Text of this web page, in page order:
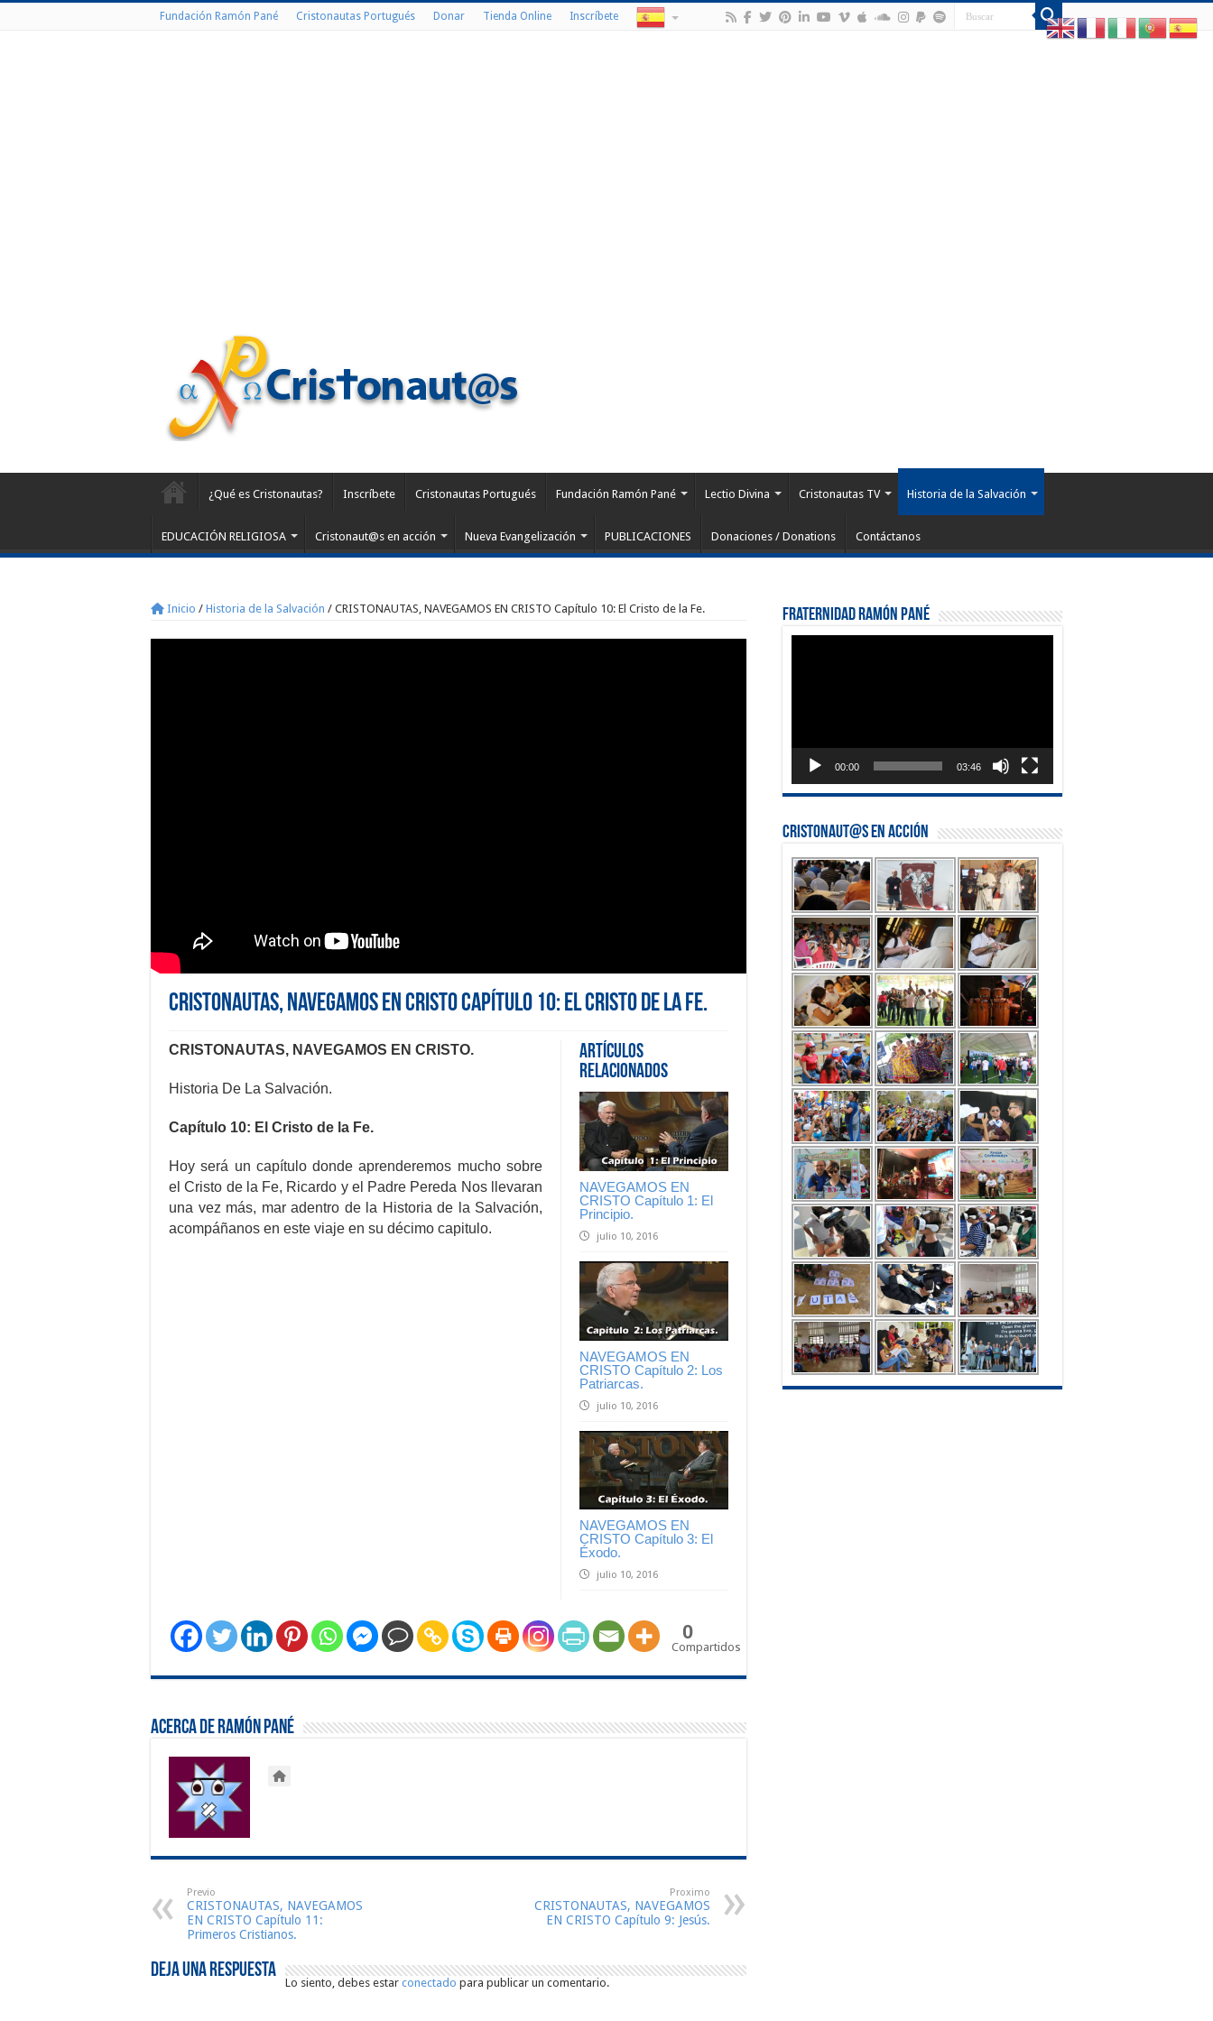
Fundación Ramón Pané Cristonautas Portugués Donar Tienda Online Inscríbete
¿Qué es Cristonautas? Inscríbete Cristonautas Portugués Fundación Ramón Pané Lectio Divina Cristonautas TV Historia de la Salvación
EDUCACIÓN RELIGIOSA Cristonaut@s en acción Nueva Evangelización PUBLICACIONES Donaciones / Donations Contáctanos
Inicio / Historia de la Salvación / CRISTONAUTAS, NAVEGAMOS EN CRISTO Capítulo 10: El Cristo de la Fe.
CRISTONAUTAS, NAVEGAMOS EN CRISTO Capítulo 10: El Cristo de la Fe.
Artículos
Relacionados
NAVEGAMOS EN
CRISTO Capítulo 1: El
Principio.
julio 10, 2016
NAVEGAMOS EN
CRISTO Capítulo 2: Los
Patriarcas.
julio 10, 2016
NAVEGAMOS EN
CRISTO Capítulo 3: El
Éxodo.
julio 10, 2016
CRISTONAUTAS, NAVEGAMOS EN CRISTO.
Historia De La Salvación.
Capítulo 10: El Cristo de la Fe.
Hoy será un capítulo donde aprenderemos mucho sobre
el Cristo de la Fe, Ricardo y el Padre Pereda Nos llevaran
una vez más, mar adentro de la Historia de la Salvación,
acompáñanos en este viaje en su décimo capitulo.
0
Compartidos
Acerca de Ramón Pané
Previo
CRISTONAUTAS, NAVEGAMOS
EN CRISTO Capítulo 11:
Primeros Cristianos.
Proximo
CRISTONAUTAS, NAVEGAMOS
EN CRISTO Capítulo 9: Jesús.
Deja una respuesta
Lo siento, debes estar conectado para publicar un comentario.
Fraternidad Ramón Pané
00:00 03:46
Cristonaut@s en Acción